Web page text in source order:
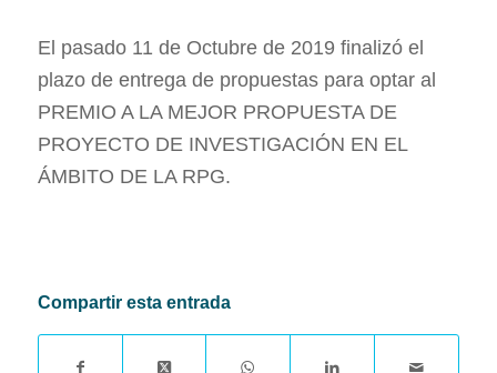
El pasado 11 de Octubre de 2019 finalizó el
plazo de entrega de propuestas para optar al
PREMIO A LA MEJOR PROPUESTA DE
PROYECTO DE INVESTIGACIÓN EN EL
ÁMBITO DE LA RPG.
Compartir esta entrada